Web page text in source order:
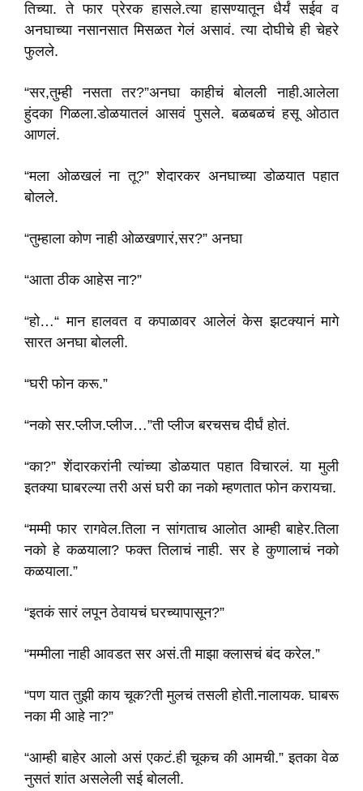
तिच्या. ते फार प्रेरक हासले.त्या हासण्यातून धैर्यं सईव व
अनघाच्या नसानसात मिसळत गेलं असावं. त्या दोघीचे ही चेहरे
फुलले.
“सर,तुम्ही नसता तर?”अनघा काहीचं बोलली नाही.आलेला
हुंदका गिळला.डोळयातलं आसवं पुसले. बळबळचं हसू ओठात
आणलं.
“मला ओळखलं ना तू?” शेदारकर अनघाच्या डोळयात पहात
बोलले.
“तुम्हाला कोण नाही ओळखणारं,सर?” अनघा
“आता ठीक आहेस ना?”
“हो…“ मान हालवत व कपाळावर आलेलं केस झटक्यानं मागे
सारत अनघा बोलली.
“घरी फोन करू.”
“नको सर.प्लीज.प्लीज…”ती प्लीज बरचसच दीर्घं होतं.
“का?” शेंदारकरांनी त्यांच्या डोळयात पहात विचारलं. या मुली
इतक्या घाबरल्या तरी असं घरी का नको म्हणतात फोन करायचा.
“मम्मी फार रागवेल.तिला न सांगताच आलोत आम्ही बाहेर.तिला
नको हे कळयाला? फक्त तिलाचं नाही. सर हे कुणालाचं नको
कळयाला.”
“इतकं सारं लपून ठेवायचं घरच्यापासून?”
“मम्मीला नाही आवडत सर असं.ती माझा क्लासचं बंद करेल.”
“पण यात तुझी काय चूक?ती मुलचं तसली होती.नालायक. घाबरू
नका मी आहे ना?”
“आम्ही बाहेर आलो असं एकटं.ही चूकच की आमची.” इतका वेळ
नुसतं शांत असलेली सई बोलली.